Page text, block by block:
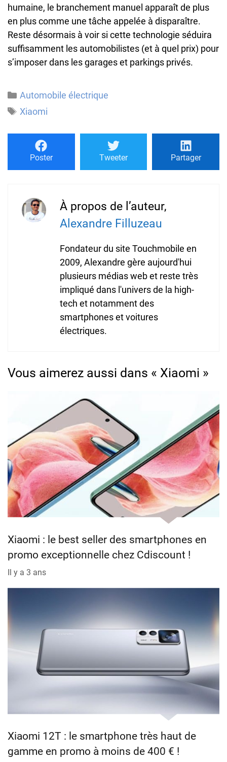
humaine, le branchement manuel apparaît de plus
en plus comme une tâche appelée à disparaître.
Reste désormais à voir si cette technologie séduira
suffisamment les automobilistes (et à quel prix) pour
s’imposer dans les garages et parkings privés.
Catégories
Automobile électrique
Étiquettes
Xiaomi
Poster Tweeter Partager
À propos de l’auteur,
Alexandre Filluzeau
Fondateur du site Touchmobile en
2009, Alexandre gère aujourd'hui
plusieurs médias web et reste très
impliqué dans l'univers de la high-
tech et notamment des
smartphones et voitures
électriques.
Vous aimerez aussi dans « Xiaomi »
Xiaomi : le best seller des smartphones en
promo exceptionnelle chez Cdiscount !
Il y a 3 ans
Xiaomi 12T : le smartphone très haut de
gamme en promo à moins de 400 € !